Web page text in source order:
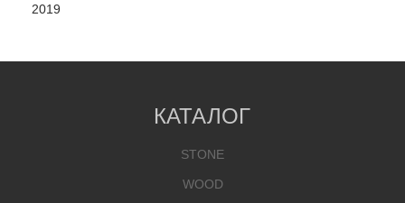
2019
КАТАЛОГ
STONE
WOOD